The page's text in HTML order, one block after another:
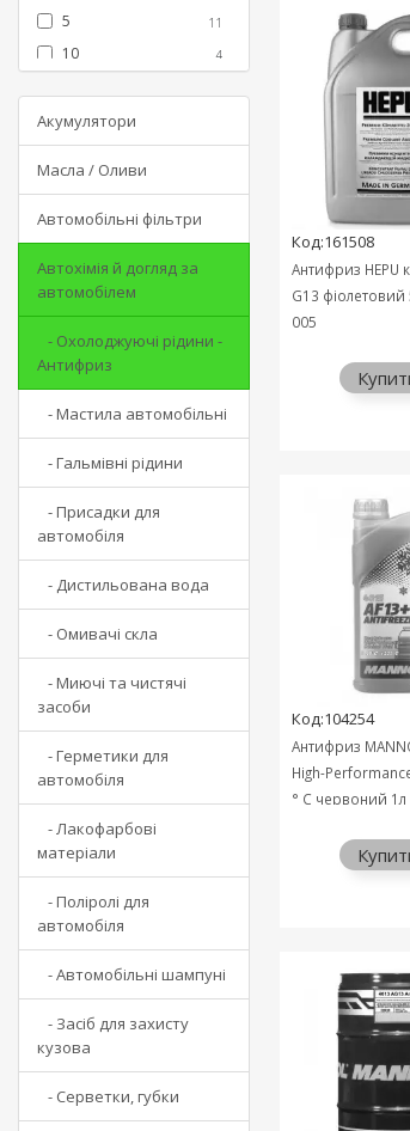
5 11
10 4
60
Акумулятори
Масла / Оливи
Автомобільні фільтри
Автохімія й догляд за
автомобілем
- Охолоджуючі рідини -
Антифриз
- Мастила автомобільні
- Гальмівні рідини
- Присадки для
автомобіля
- Дистильована вода
- Омивачі скла
- Миючі та чистячі
засоби
- Герметики для
автомобіля
- Лакофарбові
матеріали
- Поліролі для
автомобіля
- Автомобільні шампуні
- Засіб для захисту
кузова
- Серветки, губки
Код:161508
Антифриз HEPU
G13 фіолетовий
005
Код:104254
Антифриз
High-
° C червоний 1л